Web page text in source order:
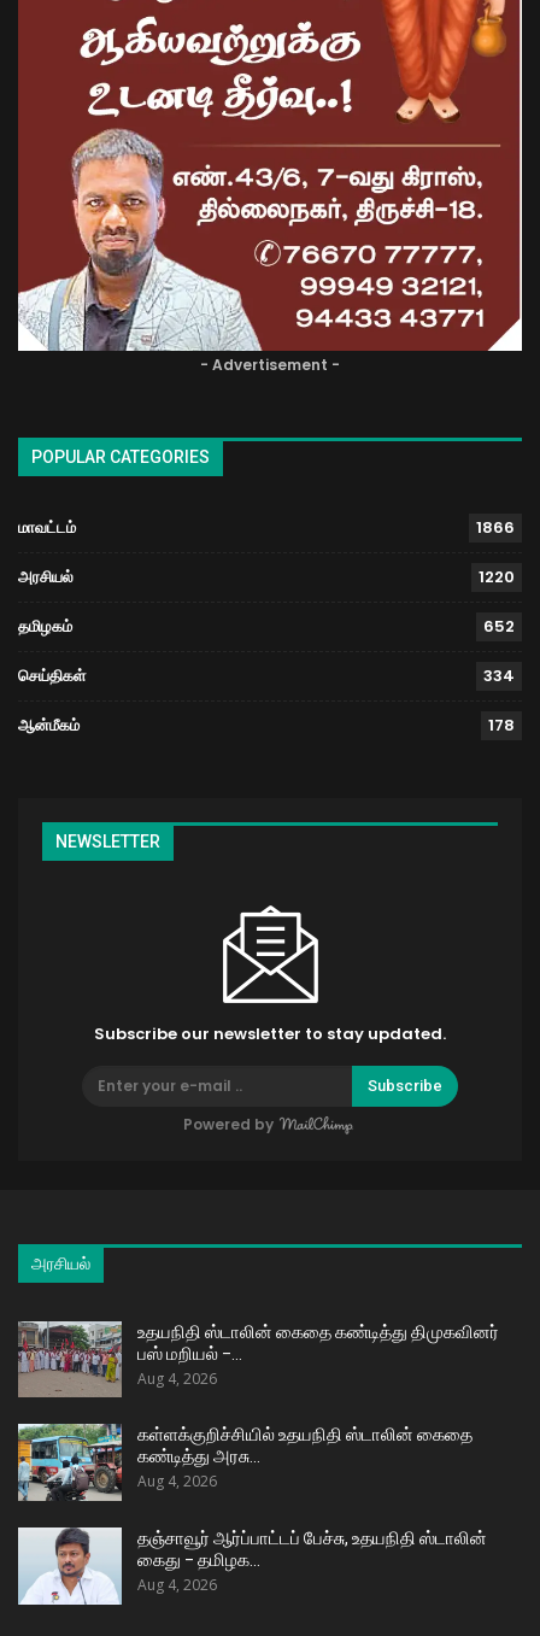
- Advertisement -
POPULAR CATEGORIES
மாவட்டம் 1866
அரசியல் 1220
தமிழகம் 652
செய்திகள் 334
ஆன்மீகம் 178
NEWSLETTER
Subscribe our newsletter to stay updated.
Subscribe
Powered by
அரசியல்
உதயநிதி ஸ்டாலின் கைதை கண்டித்து திமுகவினர்
பஸ் மறியல் –…
Aug 4, 2026
கள்ளக்குறிச்சியில் உதயநிதி ஸ்டாலின் கைதை
கண்டித்து அரசு…
Aug 4, 2026
தஞ்சாவூர் ஆர்ப்பாட்டப் பேச்சு, உதயநிதி ஸ்டாலின்
கைது – தமிழக…
Aug 4, 2026